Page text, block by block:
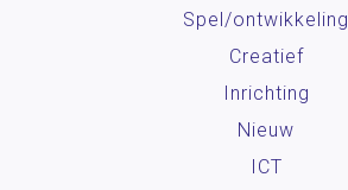
Spel/ontwikkeling
Creatief
Inrichting
Nieuw
ICT